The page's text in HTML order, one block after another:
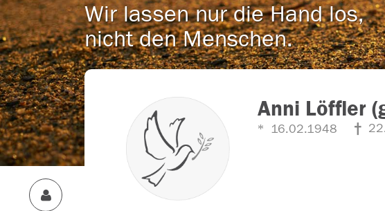
Wir lassen nur die Hand los,
nicht den Menschen.
Anni Löffler
16.02.1948